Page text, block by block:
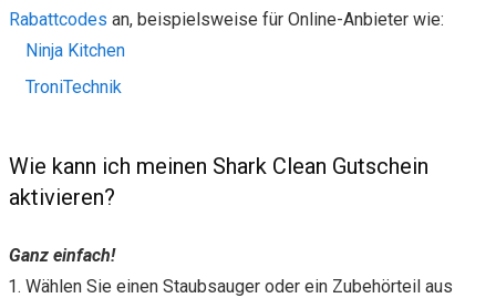
Rabattcodes an, beispielsweise für Online-Anbieter wie:
Ninja Kitchen
TroniTechnik
Wie kann ich meinen Shark Clean Gutschein
aktivieren?
Ganz einfach!
Wählen Sie einen Staubsauger oder ein Zubehörteil aus